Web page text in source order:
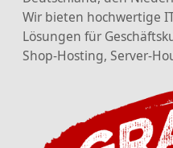
Wir bieten hochwertige
Lösungen für
Shop-Hosting, Server-